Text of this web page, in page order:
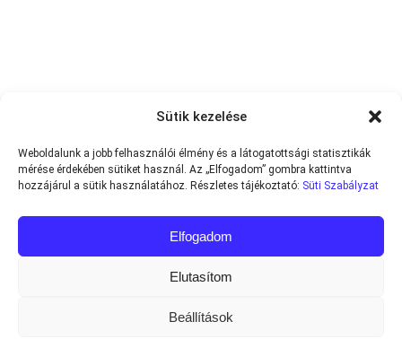
Sütik kezelése
Weboldalunk a jobb felhasználói élmény és a látogatottsági statisztikák
mérése érdekében sütiket használ. Az „Elfogadom” gombra kattintva
hozzájárul a sütik használatához. Részletes tájékoztató: Süti Szabályzat
Elfogadom
Elutasítom
Beállítások
Minden jog fenntartva © 2013-2026Teniszvilag.com